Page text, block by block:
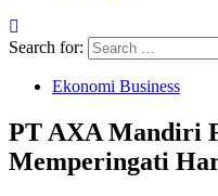
Search for:
Ekonomi Business
PT AXA Mandiri
Memperingati